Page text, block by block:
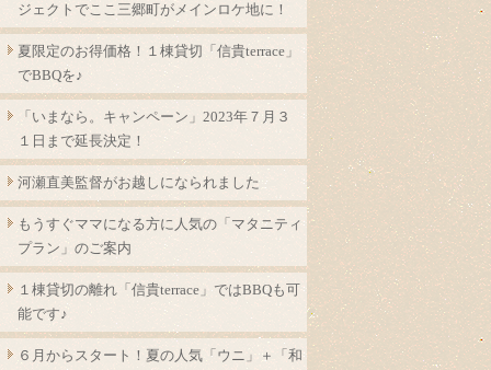
ジェクトでここ三郷町がメインロケ地に！
夏限定のお得価格！１棟貸切「信貴terrace」
でBBQを♪
「いまなら。キャンペーン」2023年７月３
１日まで延長決定！
河瀬直美監督がお越しになられました
もうすぐママになる方に人気の「マタニティ
プラン」のご案内
１棟貸切の離れ「信貴terrace」ではBBQも可
能です♪
６月からスタート！夏の人気「ウニ」＋「和